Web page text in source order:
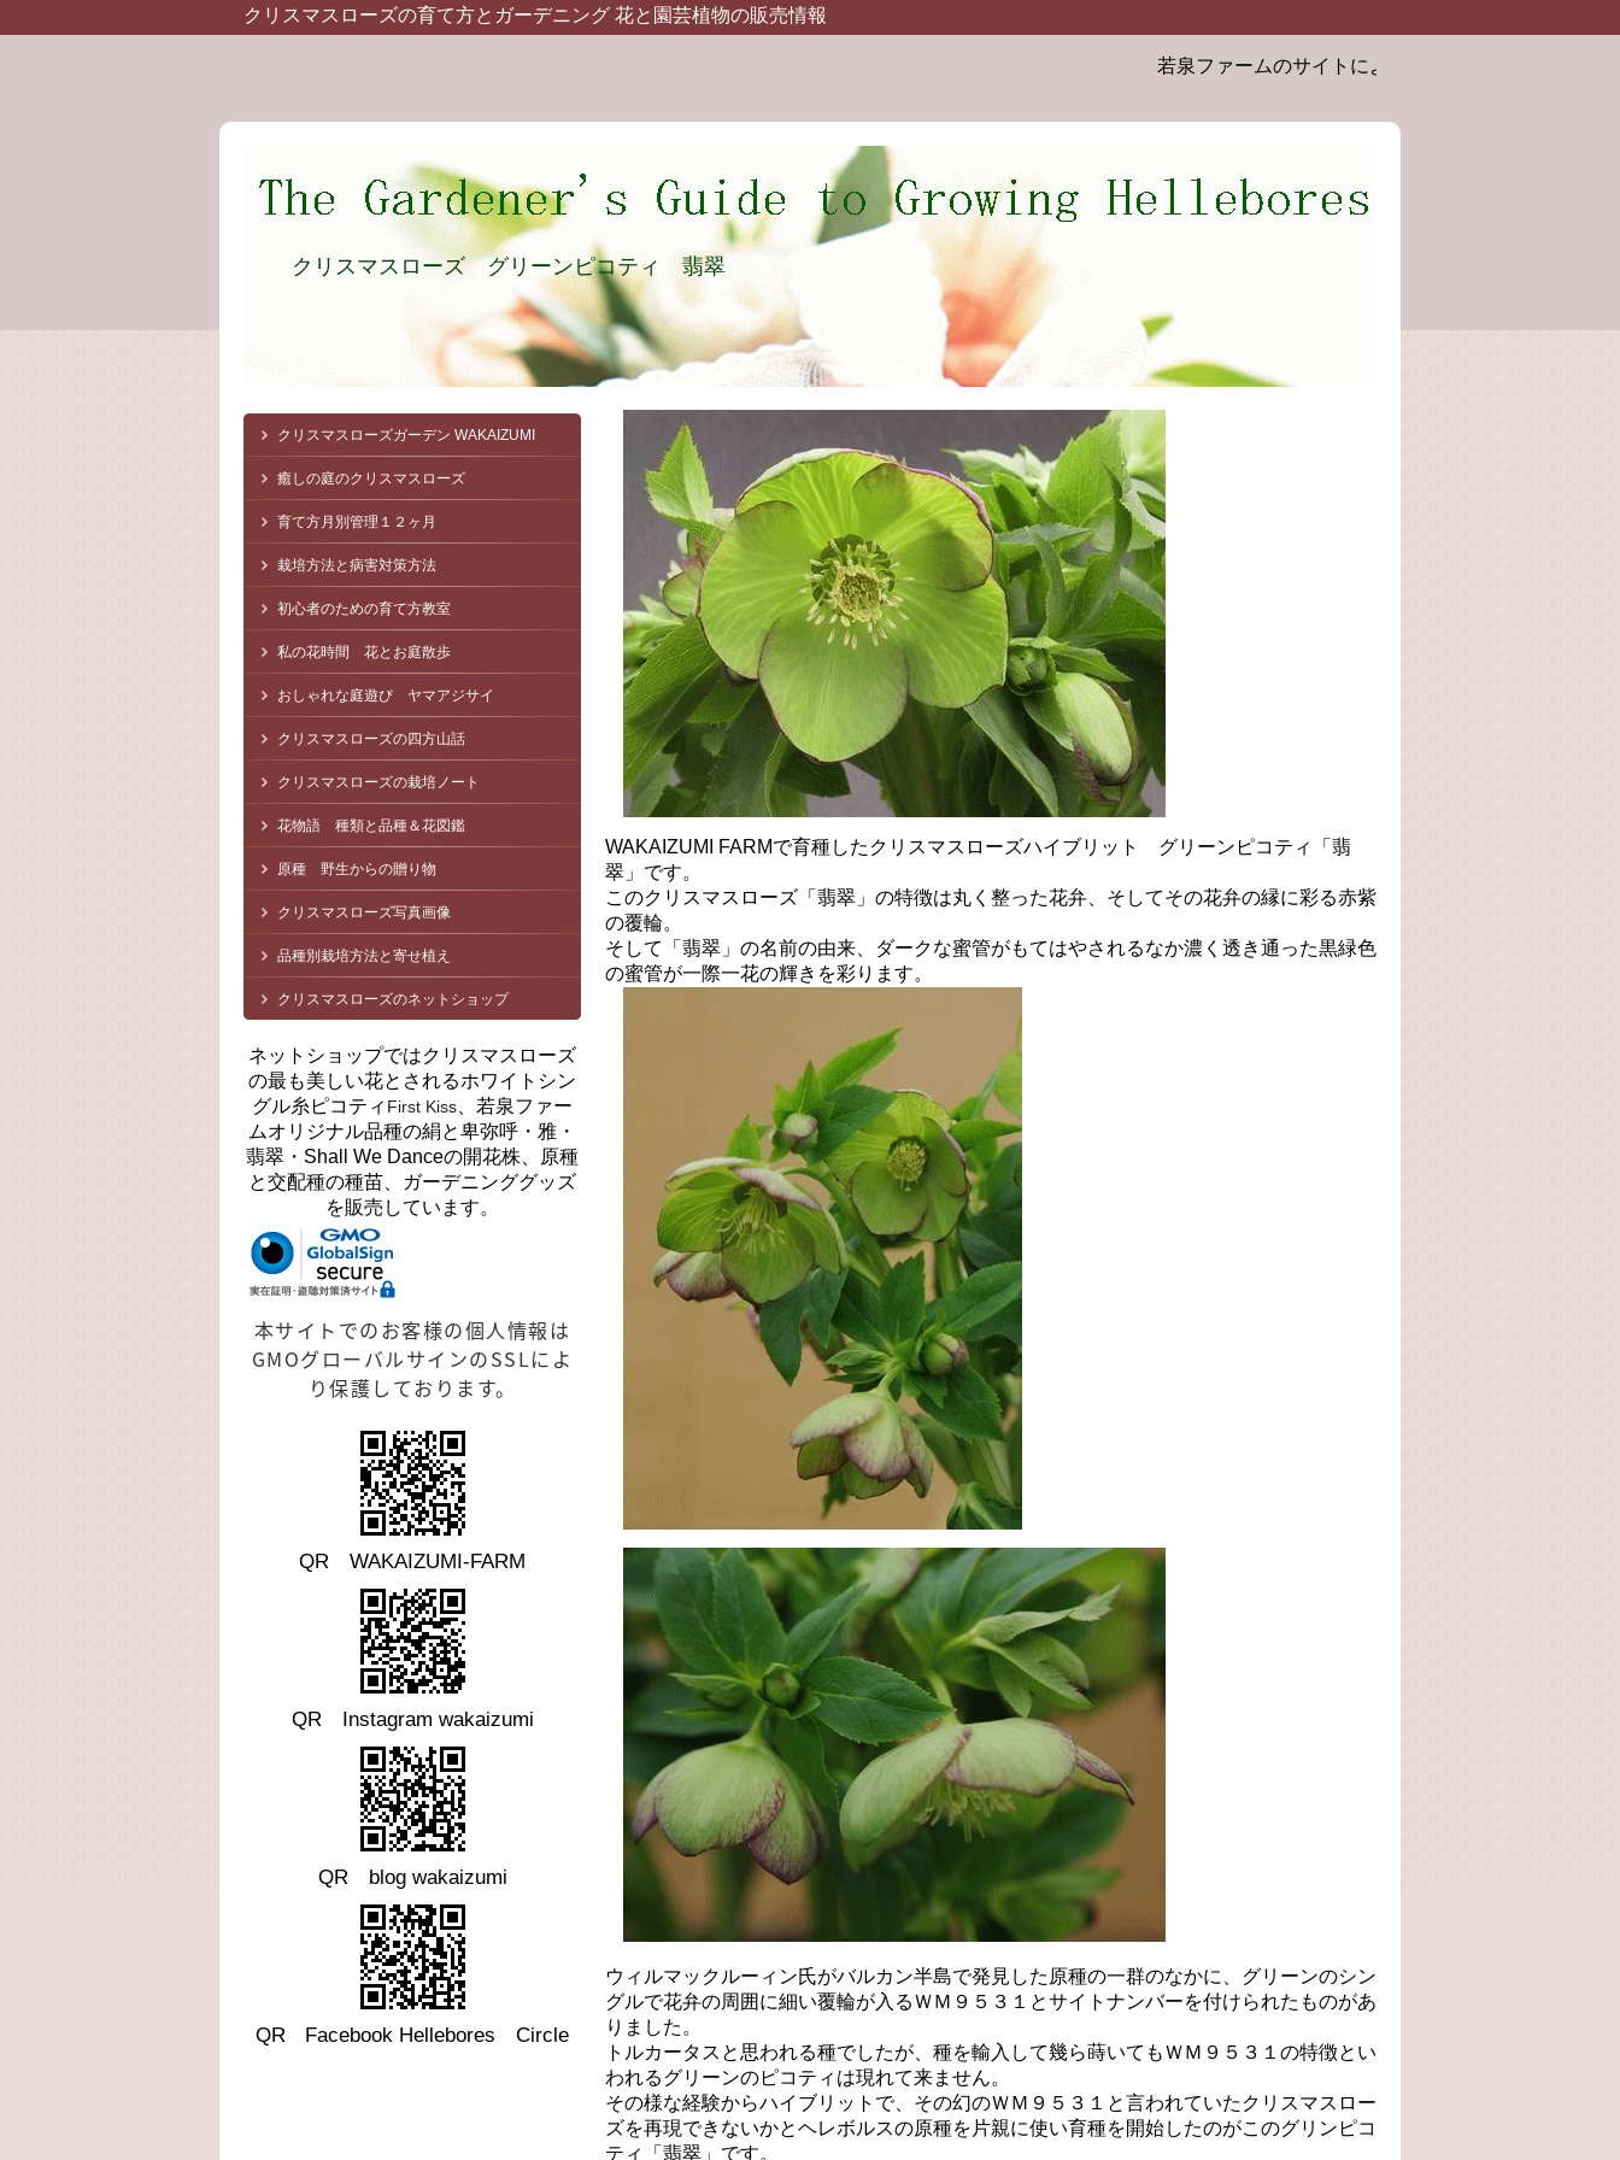
クリスマスローズの育て方とガーデニング 花と園芸植物の販売情報
若泉ファームのサイトにようこそ。お届けするクリス
クリスマスローズ グリーンピコティ 翡翠
WAKAIZUMI FARMで育種したクリスマスローズハイブリット グリーンピコティ「翡
翠」です。
このクリスマスローズ「翡翠」の特徴は丸く整った花弁、そしてその花弁の縁に彩る赤紫
の覆輪。
そして「翡翠」の名前の由来、ダークな蜜管がもてはやされるなか濃く透き通った黒緑色
の蜜管が一際一花の輝きを彩ります。
ウィルマックルーィン氏がバルカン半島で発見した原種の一群のなかに、グリーンのシン
グルで花弁の周囲に細い覆輪が入るＷＭ９５３１とサイトナンバーを付けられたものがあ
りました。
トルカータスと思われる種でしたが、種を輸入して幾ら蒔いてもＷＭ９５３１の特徴とい
われるグリーンのピコティは現れて来ません。
その様な経験からハイブリットで、その幻のＷＭ９５３１と言われていたクリスマスロー
ズを再現できないかとヘレボルスの原種を片親に使い育種を開始したのがこのグリンピコ
ティ「翡翠」です。
クリスマスローズガーデン WAKAIZUMI
癒しの庭のクリスマスローズ
育て方月別管理１２ヶ月
栽培方法と病害対策方法
初心者のための育て方教室
私の花時間 花とお庭散歩
おしゃれな庭遊び ヤマアジサイ
クリスマスローズの四方山話
クリスマスローズの栽培ノート
花物語 種類と品種＆花図鑑
原種 野生からの贈り物
クリスマスローズ写真画像
品種別栽培方法と寄せ植え
クリスマスローズのネットショップ
ネットショップではクリスマスローズ
の最も美しい花とされるホワイトシン
グル糸ピコティ First Kiss 、若泉ファー
ムオリジナル品種の絹と卑弥呼・雅・
翡翠・Shall We Danceの開花株、原種
と交配種の種苗、ガーデニンググッズ
を販売しています。
本サイトでのお客様の個人情報は
GMOグローバルサインのSSLによ
り保護しております。
QR WAKAIZUMI-FARM
QR Instagram wakaizumi
QR blog wakaizumi
QR Facebook Hellebores Circle